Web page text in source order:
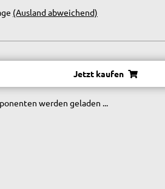
(Ausland abweichend)
Jetzt kaufen
werden geladen ...